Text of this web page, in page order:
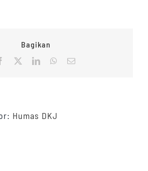
Bagikan
Facebook LinkedInWhatsApp
Email
Humas DKJ